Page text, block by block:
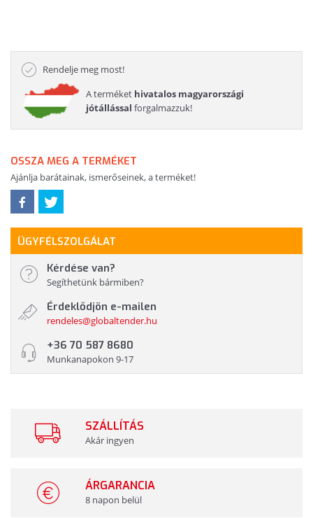
Rendelje meg most!
A terméket hivatalos magyarországi
jótállással forgalmazzuk!
OSSZA MEG A TERMÉKET
Ajánlja barátainak, ismerőseinek, a terméket!
ÜGYFÉLSZOLGÁLAT
Kérdése van?
Segíthetünk bármiben?
Érdeklődjön e-mailen
rendeles@globaltender.hu
+36 70 587 8680
Munkanapokon 9-17
SZÁLLÍTÁS
Akár ingyen
ÁRGARANCIA
8 napon belül